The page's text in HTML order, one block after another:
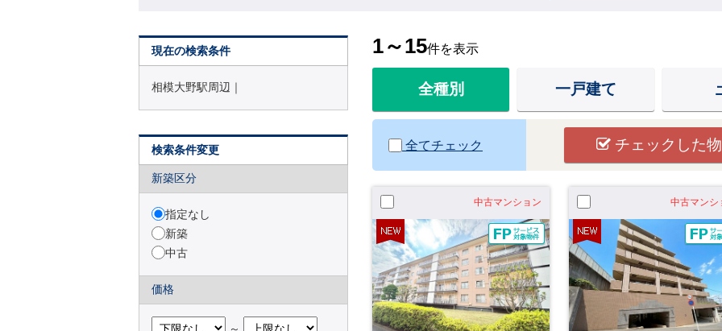
1～15件を表示
全種別 一戸建て
全てチェック チェックした
中古マンション 中古マンシ
現在の検索条件
相模大野駅周辺｜
検索条件変更
新築区分
指定なし
新築
中古
価格